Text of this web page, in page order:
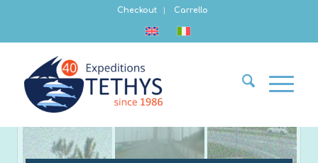
Checkout Carrello